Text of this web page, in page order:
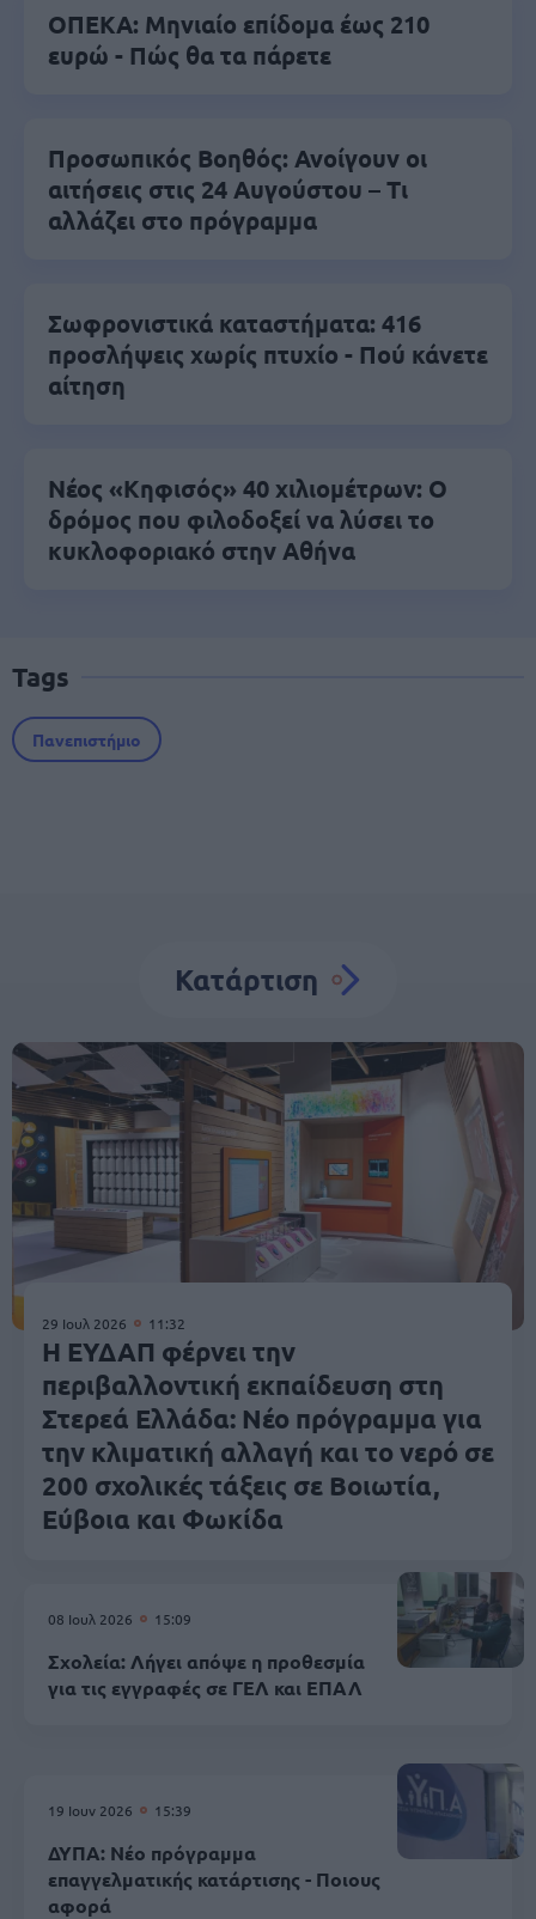
ΟΠΕΚΑ: Μηνιαίο επίδομα έως 210
ευρώ - Πώς θα τα πάρετε
Προσωπικός Βοηθός: Ανοίγουν οι
αιτήσεις στις 24 Αυγούστου – Τι
αλλάζει στο πρόγραμμα
Σωφρονιστικά καταστήματα: 416
προσλήψεις χωρίς πτυχίο - Πού κάνετε
αίτηση
Νέος «Κηφισός» 40 χιλιομέτρων: Ο
δρόμος που φιλοδοξεί να λύσει το
κυκλοφοριακό στην Αθήνα
Tags
Πανεπιστήμιο
Κατάρτιση
29 Ιουλ 2026 11:32
Η ΕΥΔΑΠ φέρνει την
περιβαλλοντική εκπαίδευση στη
Στερεά Ελλάδα: Νέο πρόγραμμα για
την κλιματική αλλαγή και το νερό σε
200 σχολικές τάξεις σε Βοιωτία,
Εύβοια και Φωκίδα
08 Ιουλ 2026 15:09
Σχολεία: Λήγει απόψε η προθεσμία
για τις εγγραφές σε ΓΕΛ και ΕΠΑΛ
19 Ιουν 2026 15:39
ΔΥΠΑ: Νέο πρόγραμμα
επαγγελματικής κατάρτισης - Ποιους
αφορά